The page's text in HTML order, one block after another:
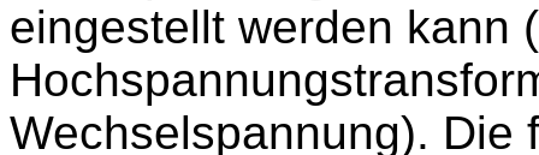
eingestellt werden kann
Wechselspannung). Die